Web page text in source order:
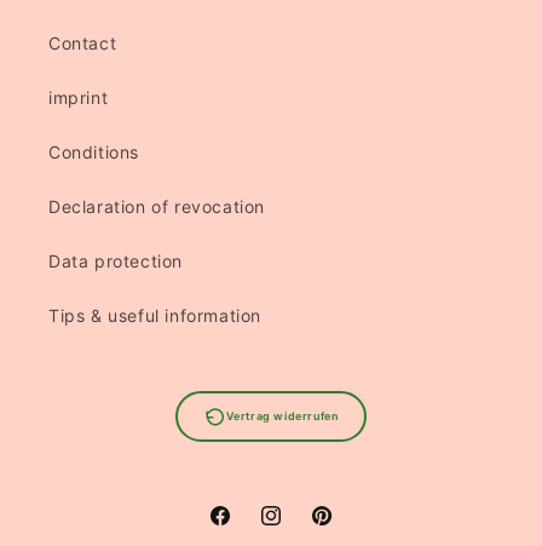
Contact
imprint
Conditions
Declaration of revocation
Data protection
Tips & useful information
Vertrag widerrufen
FacebookInstagramPinterest